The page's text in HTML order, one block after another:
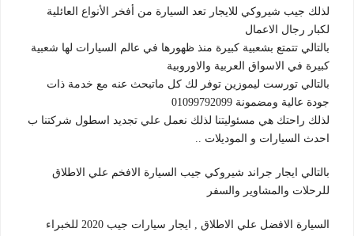
لذلك جيب شيروكي للايجار تعد السيارة من أفخر الأنواع العائلية
لكبار رجال الاعمال
بالتالي تتمتع بشعبية كبيرة منذ ظهورها في عالم السيارات لها شعبية
كبيرة في الاسواق العربية والاوروبية
بالتالي تورست ليموزين توفر لك كل ماتبحث عنه مع خدمة ذات
جودة عالية ومضمونة 01099792099
لذلك راحتك هي مسئوليتنا لذلك نعمل علي تجديد اسطول شركتنا ب
احدث السيارات و الموديلات ..
بالتالي ايجار جراند شيروكي جيب السيارة الافخم علي الاطلاق
للرحلات والمشاوير والسفر
السيارة الافضل علي الاطلاق , ايجار سيارات جيب 2020 للخبراء